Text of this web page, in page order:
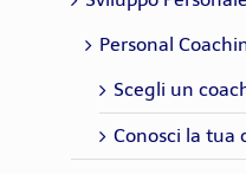
Personal
Scegli un
Conosci la tua